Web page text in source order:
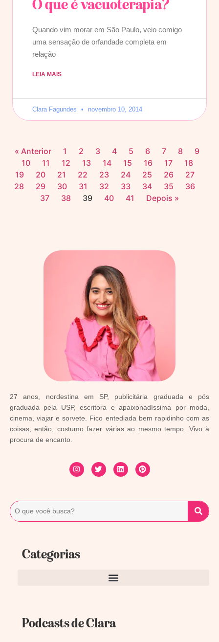
O que é vacuoterapia?
Quando vim morar em São Paulo, veio comigo
uma sensação de orfandade completa em
relação
LEIA MAIS
Clara Fagundes novembro 10, 2014
« Anterior 1 2 3 4 5 6 7 8
9
10
11 12 13 14 15 16 17
18
19
20 21 22 23 24 25 26
27
28
29 30 31 32 33 34 35
36
37
38 39 40 41 Depois »
27 anos, nordestina em SP, publicitária graduada e pós
graduada pela USP, escritora e apaixonadíssima por moda,
cinema, viajar e sorvete. Fico entediada bem rapidinho com as
coisas, então, costumo fazer várias ao mesmo tempo. Vivo à
procura de encanto.
Categorias
Podcasts de Clara